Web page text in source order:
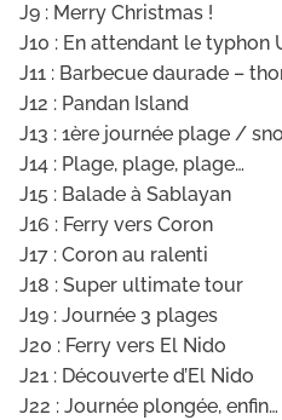
J9 : Merry Christmas !
J10 : En attendant le typhon
J11 : Barbecue daurade –
J12 : Pandan Island
J13 : 1ère journée plage /
J14 : Plage, plage, plage…
J15 : Balade à Sablayan
J16 : Ferry vers Coron
J17 : Coron au ralenti
J18 : Super ultimate tour
J19 : Journée 3 plages
J20 : Ferry vers El Nido
J21 : Découverte d’El Nido
J22 : Journée plongée, enfin…